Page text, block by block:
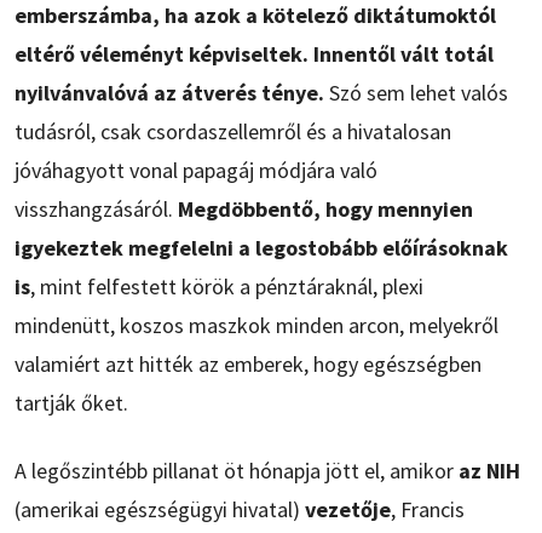
emberszámba, ha azok a kötelező diktátumoktól
eltérő véleményt képviseltek. Innentől vált totál
nyilvánvalóvá az átverés ténye. Szó sem lehet valós
tudásról, csak csordaszellemről és a hivatalosan
jóváhagyott vonal papagáj módjára való
visszhangzásáról. Megdöbbentő, hogy mennyien
igyekeztek megfelelni a legostobább előírásoknak
is, mint felfestett körök a pénztáraknál, plexi
mindenütt, koszos maszkok minden arcon, melyekről
valamiért azt hitték az emberek, hogy egészségben
tartják őket.
A legőszintébb pillanat öt hónapja jött el, amikor az NIH
(amerikai egészségügyi hivatal) vezetője, Francis